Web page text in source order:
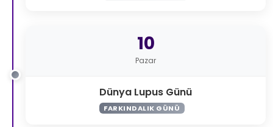
10
Pazar
Dünya Lupus Günü
FARKINDALIK GÜNÜ